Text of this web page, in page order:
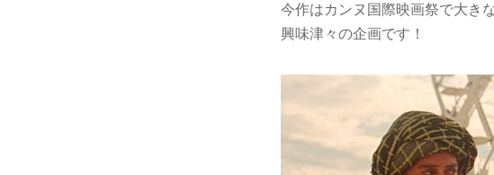
今作はカンヌ国際映画祭で大き
興味津々の企画です！